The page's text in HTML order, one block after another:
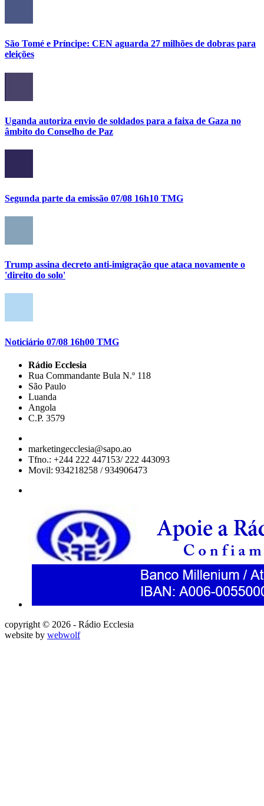
São Tomé e Príncipe: CEN aguarda 27 milhões de dobras para
eleições
Uganda autoriza envio de soldados para a faixa de Gaza no
âmbito do Conselho de Paz
Segunda parte da emissão 07/08 16h10 TMG
Trump assina decreto anti-imigração que ataca novamente o
'direito do solo'
Noticiário 07/08 16h00 TMG
Rádio Ecclesia
Rua Commandante Bula N.º 118
São Paulo
Luanda
Angola
C.P. 3579
marketingecclesia@sapo.ao
Tfno.: +244 222 447153/ 222 443093
Movil: 934218258 / 934906473
copyright © 2026 - Rádio Ecclesia
website by webwolf